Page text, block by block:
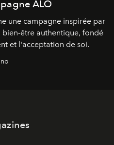
ALO
une campagne inspirée par
bien-être authentique, fondé
et l'acceptation de soi.